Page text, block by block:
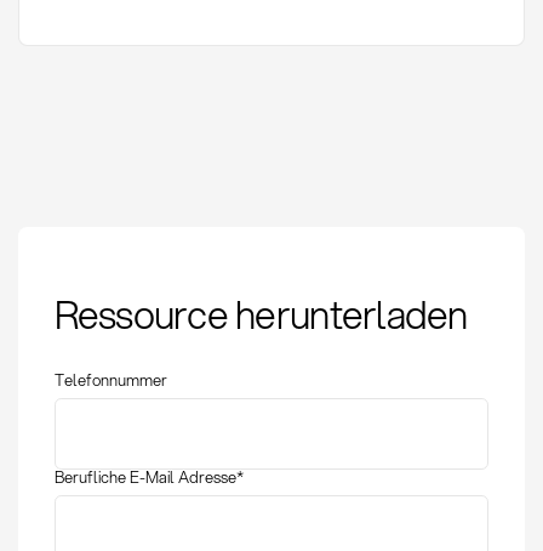
Definition, Methoden
und strategische
Ressource herunterladen
Telefonnummer
Berufliche E-Mail Adresse*